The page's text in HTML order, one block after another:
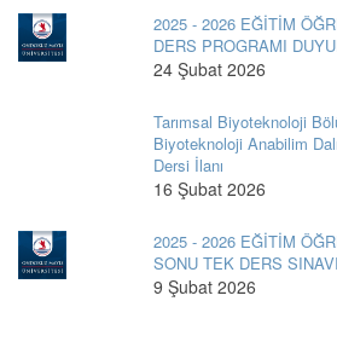
2025 - 2026 EĞİTİM
DERS PROGRAMI
24 Şubat 2026
Tarımsal Biyoteknoloji
Biyoteknoloji Anabilim
Dersi İlanı
16 Şubat 2026
2025 - 2026 EĞİTİM
SONU TEK DERS
9 Şubat 2026